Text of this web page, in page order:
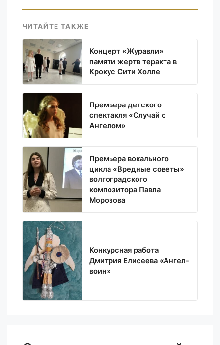
ЧИТАЙТЕ ТАКЖЕ
Концерт «Журавли»
памяти жертв теракта в
Крокус Сити Холле
Премьера детского
спектакля «Случай с
Ангелом»
Премьера вокального
цикла «Вредные советы»
волгоградского
композитора Павла
Морозова
Конкурсная работа
Дмитрия Елисеева «Ангел-
воин»